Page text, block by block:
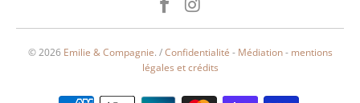
© 2026 Emilie & Compagnie. /Confidentialité - Médiation- mentions
légales et crédits